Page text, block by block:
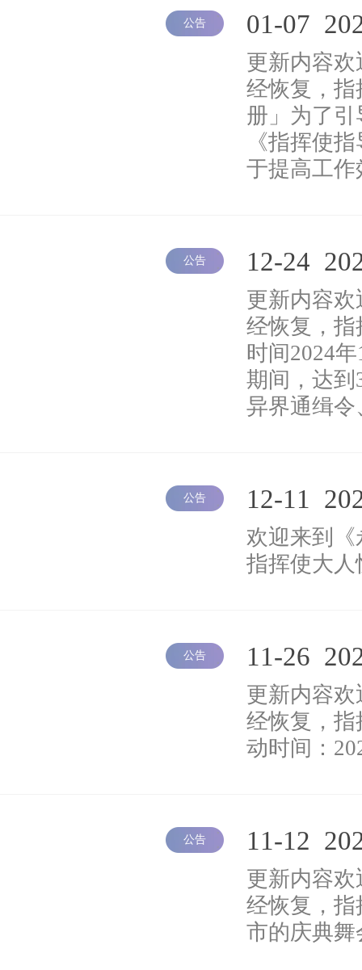
公告 01-07
更新内容
经恢复，
册」为了
《指挥使
于提高工作
公告 12-24
更新内容
经恢复，
时间2024
期间，达到
异界通缉
公告 12-11
欢迎来到
指挥使大
公告 11-26
更新内容
经恢复，
动时间：
公告 11-12
更新内容
经恢复，
市的庆典